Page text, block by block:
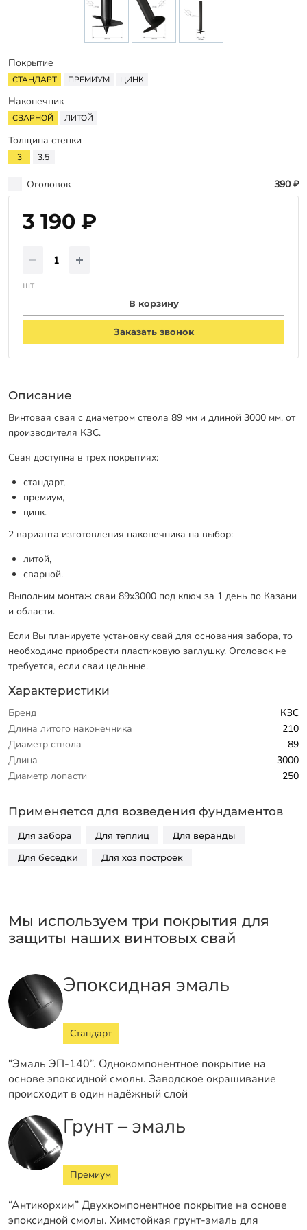
Заказать звонок
Покрытие
СТАНДАРТ ПРЕМИУМ ЦИНК
Наконечник
СВАРНОЙ ЛИТОЙ
Толщина стенки
3 3.5
Оголовок 390 ₽
3 190 ₽
шт
В корзину
Заказать звонок
Описание
Винтовая свая с диаметром ствола 89 мм и длиной 3000 мм. от
производителя КЗС.
Свая доступна в трех покрытиях:
стандарт,
премиум,
цинк.
2 варианта изготовления наконечника на выбор:
литой,
сварной.
Выполним монтаж сваи 89х3000 под ключ за 1 день по Казани
и области.
Если Вы планируете установку свай для основания забора, то
необходимо приобрести пластиковую заглушку. Оголовок не
требуется, если сваи цельные.
Характеристики
Бренд
КЗС
Длина литого наконечника
210
Диаметр ствола
89
Длина
3000
Диаметр лопасти
250
Применяется для возведения фундаментов
Для забора Для теплиц Для веранды
Для беседки Для хоз построек
Мы используем три покрытия для
защиты наших винтовых свай
Эпоксидная эмаль
Стандарт
“Эмаль ЭП-140”. Однокомпонентное покрытие на
основе эпоксидной смолы. Заводское окрашивание
происходит в один надёжный слой
Грунт – эмаль
Премиум
“Антикорхим” Двухкомпонентное покрытие на основе
эпоксидной смолы. Химстойкая грунт-эмаль для